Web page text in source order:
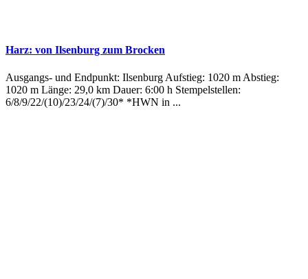
Harz: von Ilsenburg zum Brocken
Ausgangs- und Endpunkt: Ilsenburg Aufstieg: 1020 m Abstieg:
1020 m Länge: 29,0 km Dauer: 6:00 h Stempelstellen:
6/8/9/22/(10)/23/24/(7)/30* *HWN in ...